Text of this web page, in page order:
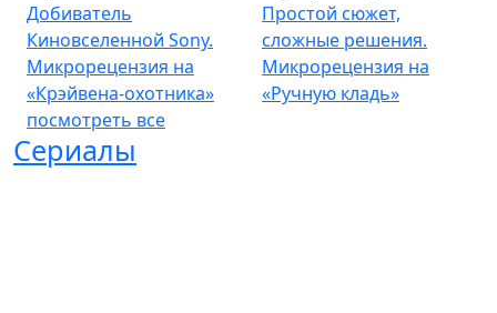
Добиватель
Киновселенной Sony.
Микрорецензия на
«Крэйвена-охотника»
Простой сюжет,
сложные решения.
Микрорецензия на
«Ручную кладь»
посмотреть все
Сериалы